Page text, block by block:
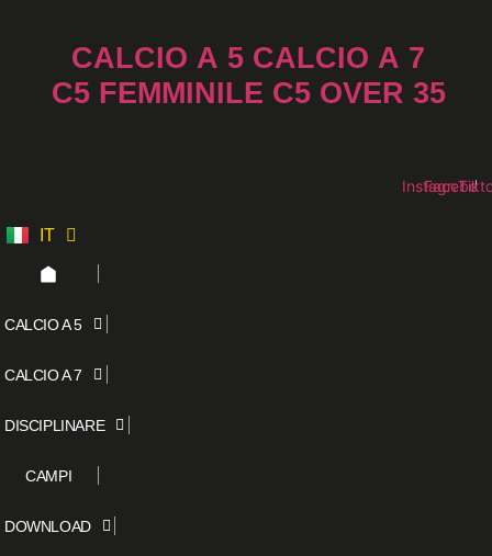
contenutoCALCIO A 5 CALCIO A 7
C5 FEMMINILE C5 OVER 35
Instagram
IT
ES
CALCIO A 5
CALCIO A 7
DISCIPLINARE
CAMPI
DOWNLOAD